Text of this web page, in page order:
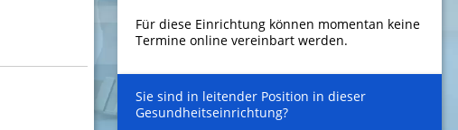
Für diese Einrichtung können momentan keine
Termine online vereinbart werden.
Sie sind in leitender Position in dieser
Gesundheitseinrichtung?